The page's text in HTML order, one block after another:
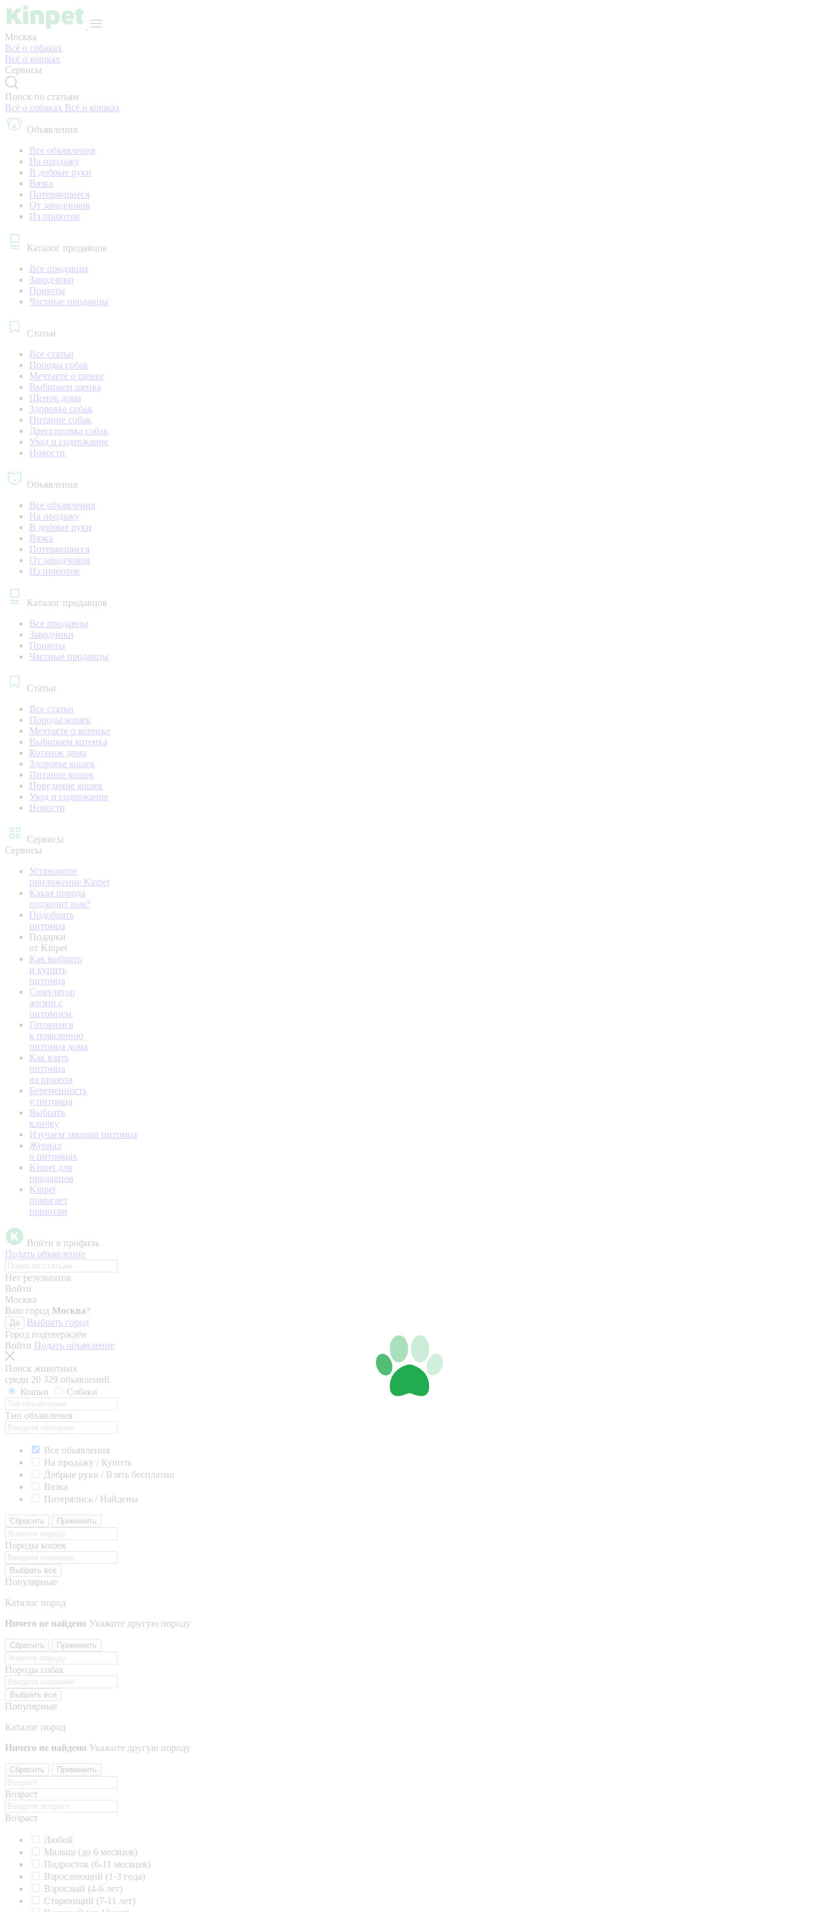
Москва
Всё о собаках
Всё о кошках
Сервисы
Поиск по статьям
Всё о собаках Всё о кошках
Объявления
Все объявления
На продажу
В добрые руки
Вязка
Потерявшиеся
От заводчиков
Из приютов
Каталог продавцов
Все продавцы
Заводчики
Приюты
Частные продавцы
Статьи
Все статьи
Породы собак
Мечтаете о щенке
Выбираем щенка
Щенок дома
Здоровье собак
Питание собак
Дрессировка собак
Уход и содержание
Новости
Объявления
Все объявления
На продажу
В добрые руки
Вязка
Потерявшиеся
От заводчиков
Из приютов
Каталог продавцов
Все продавцы
Заводчики
Приюты
Частные продавцы
Статьи
Все статьи
Породы кошек
Мечтаете о котенке
Выбираем котенка
Котенок дома
Здоровье кошек
Питание кошек
Поведение кошек
Уход и содержание
Новости
Сервисы
Сервисы
Установите
приложение Kinpet
Какая порода
подходит вам?
Подобрать
питомца
Подарки
от Kinpet
Как выбрать
и купить
питомца
Симулятор
жизни с
питомцем
Готовимся
к появлению
питомца дома
Как взять
питомца
из приюта
Беременность
у питомца
Выбрать
кличку
Изучаем эмоции питомца
Журнал
о питомцах
Kinpet для
продавцов
Kinpet
помогает
приютам
Войти в профиль
Подать объявление
Нет результатов
Войти
Москва
Ваш город Москва?
Да
Выбрать город
Город подтверждён
Войти Подать объявление
Поиск животных
среди 20 329 объявлений
Кошки
Собаки
Тип объявления
Все объявления
На продажу / Купить
Добрые руки / Взять бесплатно
Вязка
Потерялись / Найдены
Сбросить Применить
Породы кошек
Выбрать все
Популярные
Каталог пород
Ничего не найдено Укажите другую породу
Сбросить Применить
Породы собак
Выбрать все
Популярные
Каталог пород
Ничего не найдено Укажите другую породу
Сбросить Применить
Возраст
Возраст
Любой
Малыш (до 6 месяцев)
Подросток (6-11 месяцев)
Взрослеющий (1-3 года)
Взрослый (4-6 лет)
Стареющий (7-11 лет)